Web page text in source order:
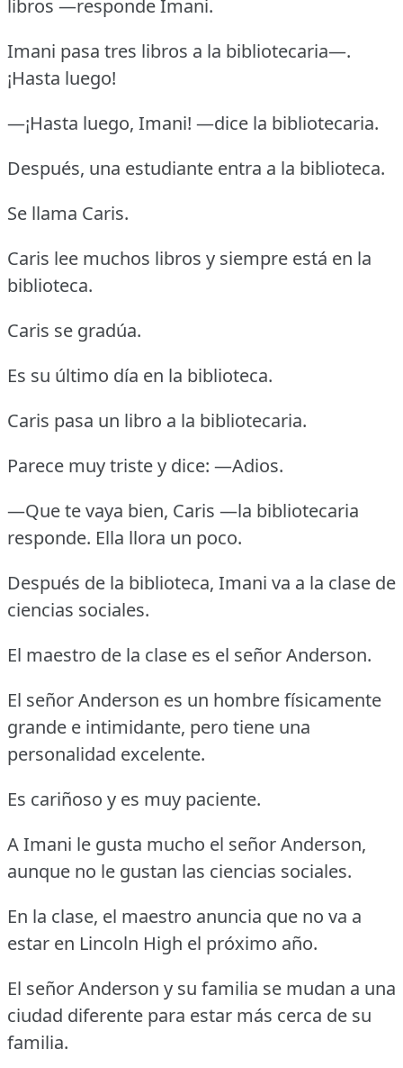
libros —responde Imani.
Imani pasa tres libros a la bibliotecaria—.
¡Hasta luego!
—¡Hasta luego, Imani! —dice la bibliotecaria.
Después, una estudiante entra a la biblioteca.
Se llama Caris.
Caris lee muchos libros y siempre está en la
biblioteca.
Caris se gradúa.
Es su último día en la biblioteca.
Caris pasa un libro a la bibliotecaria.
Parece muy triste y dice: —Adios.
—Que te vaya bien, Caris —la bibliotecaria
responde. Ella llora un poco.
Después de la biblioteca, Imani va a la clase de
ciencias sociales.
El maestro de la clase es el señor Anderson.
El señor Anderson es un hombre físicamente
grande e intimidante, pero tiene una
personalidad excelente.
Es cariñoso y es muy paciente.
A Imani le gusta mucho el señor Anderson,
aunque no le gustan las ciencias sociales.
En la clase, el maestro anuncia que no va a
estar en Lincoln High el próximo año.
El señor Anderson y su familia se mudan a una
ciudad diferente para estar más cerca de su
familia.